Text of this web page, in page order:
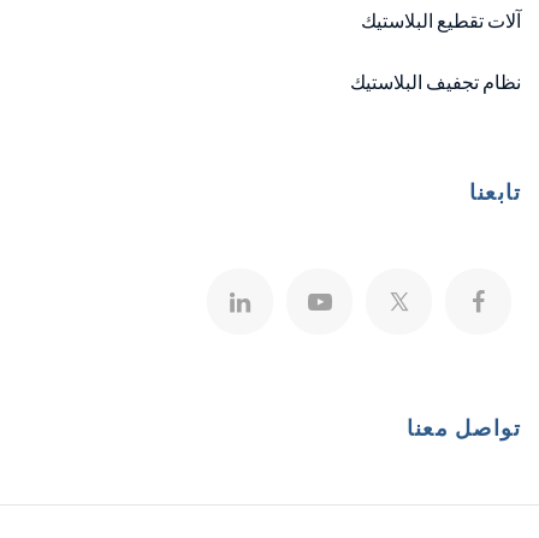
آلات تقطيع البلاستيك
نظام تجفيف البلاستيك
تابعنا
تواصل معنا